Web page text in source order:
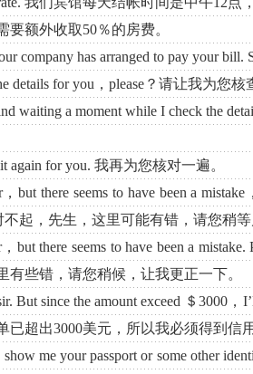
要额外收取50％的房费。
company has arranged to pay your
details for you，please？请让我为您
waiting a moment while I check the
again for you. 我再为您核对一遍。
but there seems to have been a
不起，先生，这里可能有错，请您稍
but there seems to have been a
有些错，请您稍候，让我更正一下。
But since the amount exceed ＄3000
已超出3000美元，所以我必须得到信
show me your passport or some other